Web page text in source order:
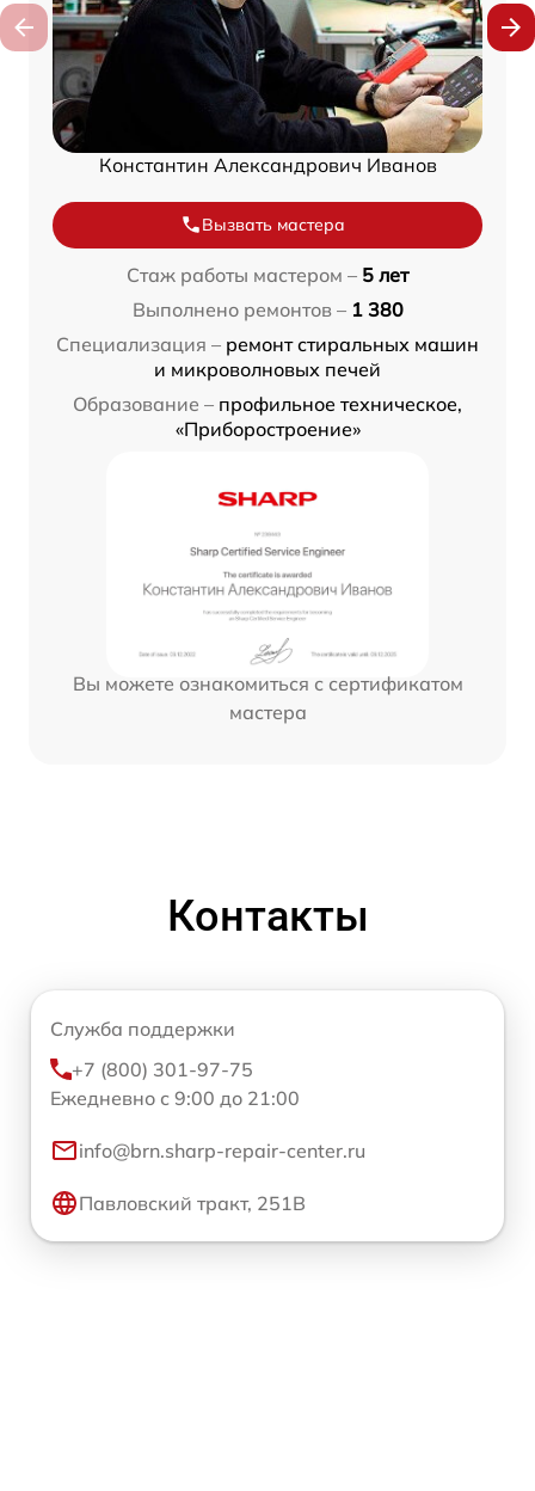
Константин Александрович Иванов
Вызвать мастера
Стаж работы мастером – 5 лет
Выполнено ремонтов – 1 380
Специализация – ремонт стиральных машин
и микроволновых печей
Образование – профильное техническое,
«Приборостроение»
Вы можете ознакомиться с сертификатом
мастера
Контакты
Служба поддержки
+7 (800) 301-97-75
Ежедневно с 9:00 до 21:00
info@brn.sharp-repair-center.ru
Павловский тракт, 251В